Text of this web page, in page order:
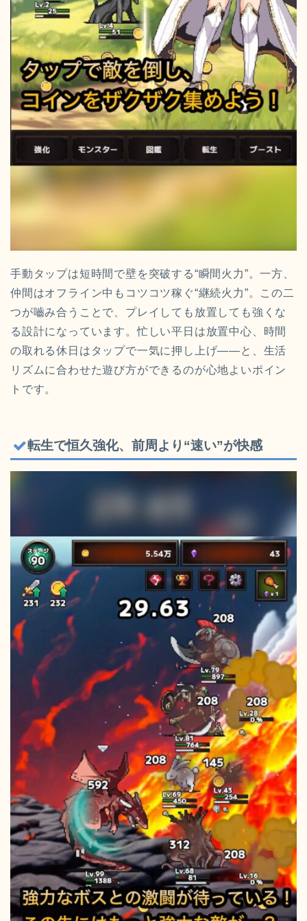
手動タップは短時間で壁を突破する“瞬間火力”。一方、
仲間はオフライン中もコツコツ稼ぐ“継続火力”。この二
つが嚙み合うことで、プレイしても放置しても強くな
る設計になっています。忙しい平日は放置中心、時間
の取れる休日はタップで一気に押し上げ——と、生活
リズムに合わせた遊び方ができるのが心地よいポイン
トです。
転生で恒久強化、前周より“速い”が快感